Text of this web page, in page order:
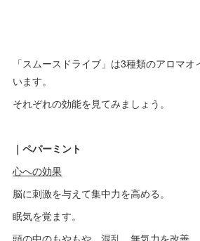
「スムースドライブ」は3種類のアロマ
います。
それぞれの効能を見てみましょう。
｜ペパーミント
心への効果
脳に刺激を与えて集中力を高める。
眠気を覚ます。